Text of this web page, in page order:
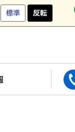
標準 反転